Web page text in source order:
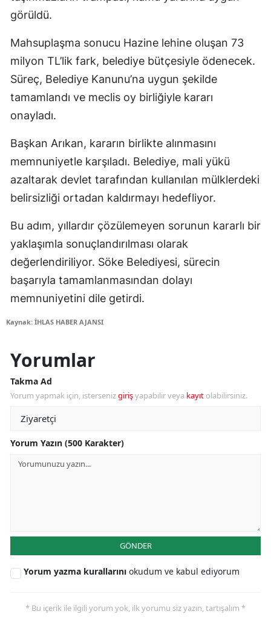
görüldü.
Mahsuplaşma sonucu Hazine lehine oluşan 73
milyon TL’lik fark, belediye bütçesiyle ödenecek.
Süreç, Belediye Kanunu’na uygun şekilde
tamamlandı ve meclis oy birliğiyle kararı
onayladı.
Başkan Arıkan, kararın birlikte alınmasını
memnuniyetle karşıladı. Belediye, mali yükü
azaltarak devlet tarafından kullanılan mülklerdeki
belirsizliği ortadan kaldırmayı hedefliyor.
Bu adım, yıllardır çözülemeyen sorunun kararlı bir
yaklaşımla sonuçlandırılması olarak
değerlendiriliyor. Söke Belediyesi, sürecin
başarıyla tamamlanmasından dolayı
memnuniyetini dile getirdi.
Kaynak: İHLAS HABER AJANSI
Yorumlar
Takma Ad
Yorum yapmak için, istersenizgirişyapabilir veya kayıt olabilirsiniz.
Yorum Yazın (500 Karakter)
GÖNDER
Yorum yazma kurallarını okudum ve kabul ediyorum
* Bu içerik ile ilgili yorum yok, ilk yorumu siz yazın, tartışalım *